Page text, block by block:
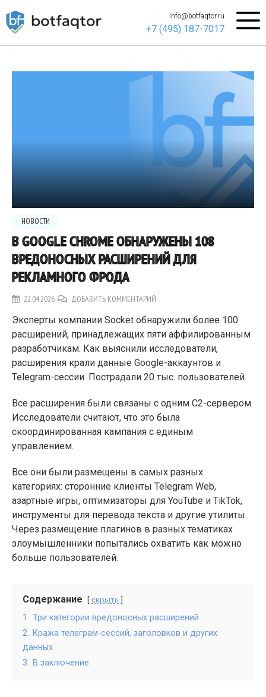
info@botfaqtor.ru
+7 (495) 187-7017
НОВОСТИ
В GOOGLE CHROME ОБНАРУЖЕНЫ 108
ВРЕДОНОСНЫХ РАСШИРЕНИЙ ДЛЯ
РЕКЛАМНОГО ФРОДА
22.04.2026 ДОБАВИТЬ КОММЕНТАРИЙ
Эксперты компании Socket обнаружили более 100
расширений, принадлежащих пяти аффилированным
разработчикам. Как выяснили исследователи,
расширения крали данные Google-аккаунтов и
Telegram-сессии. Пострадали 20 тыс. пользователей.
Все расширения были связаны с одним C2-сервером.
Исследователи считают, что это была
скоординированная кампания с единым
управлением.
Все они были размещены в самых разных
категориях: сторонние клиенты Telegram Web,
азартные игры, оптимизаторы для YouTube и TikTok,
инструменты для перевода текста и другие утилиты.
Через размещение плагинов в разных тематиках
злоумышленники попытались охватить как можно
больше пользователей.
Содержание скрыть
1. Три категории вредоносных расширений
2. Кража телеграм-сессий, заголовков и других
данных
3. В заключение